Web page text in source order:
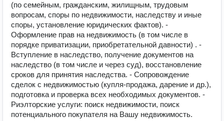
(по семейным, гражданским, жилищным, трудовым
вопросам, споры по недвижимости, наследству и иные
споры, установление юридических фактов). -
Оформление прав на недвижимость (в том числе в
порядке приватизации, приобретательной давности) . -
Вступление в наследство, получение документов на
наследство (в том числе и через суд), восстановление
сроков для принятия наследства. - Сопровождение
сделок с недвижимостью (купля-продажа, дарение и др.),
подготовка и проверка всех необходимых документов. -
Риэлторские услуги: поиск недвижимости, поиск
потенциального покупателя на Вашу недвижимость.